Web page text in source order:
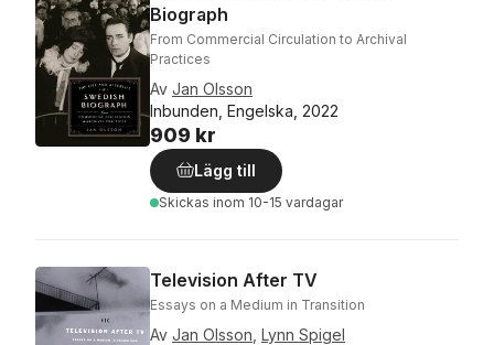
Biograph
From Commercial Circulation to Archival
Practices
Av Jan Olsson
Inbunden, Engelska, 2022
909 kr
Lägg till
Skickas inom 10-15 vardagar
Television After TV
Essays on a Medium in Transition
Av Jan Olsson Lynn Spigel